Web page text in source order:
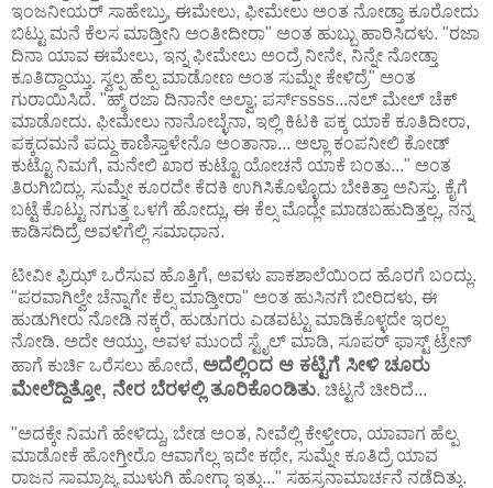
ಇಂಜನೀಯರ್ ಸಾಹೇಬ್ರು, ಈಮೇಲು, ಫೀಮೇಲು ಅಂತ ನೋಡ್ತಾ ಕೂರೋದು
ಬಿಟ್ಟು ಮನೆ ಕೆಲಸ ಮಾಡ್ತೀನಿ ಅಂತೀದೀರಾ" ಅಂತ ಹುಬ್ಬು ಹಾರಿಸಿದಳು. "ರಜಾ
ದಿನಾ ಯಾವ ಈಮೇಲು, ಇನ್ನ ಫೀಮೇಲು ಅಂದ್ರೆ ನೀನೇ, ನಿನ್ನೇ ನೋಡ್ತಾ
ಕೂತಿದ್ದಾಯ್ತು. ಸ್ವಲ್ಪ ಹೆಲ್ಪ ಮಾಡೋಣ ಅಂತ ಸುಮ್ನೇ ಕೇಳಿದ್ರೆ" ಅಂತ
ಗುರಾಯಿಸಿದೆ. "ಹ್ಮ್ ರಜಾ ದಿನಾನೇ ಅಲ್ವಾ; ಪರ್ಸ್ssss...ನಲ್ ಮೇಲ್ ಚೆಕ್
ಮಾಡೋದು. ಫೀಮೇಲು ನಾನೋಬ್ಳೆನಾ, ಇಲ್ಲಿ ಕಿಟಕಿ ಪಕ್ಕ ಯಾಕೆ ಕೂತಿದೀರಾ,
ಪಕ್ಕದಮನೆ ಪದ್ದು ಕಾಣಿಸ್ತಾಳೇನೊ ಅಂತಾನಾ... ಅಲ್ಲಾ ಕಂಪನೀಲಿ ಕೋಡ್
ಕುಟ್ಟೊ ನಿಮಗೆ, ಮನೇಲಿ ಖಾರ ಕುಟ್ಟೊ ಯೋಚನೆ ಯಾಕೆ ಬಂತು..." ಅಂತ
ತಿರುಗಿಬಿದ್ಲು. ಸುಮ್ನೇ ಕೂರದೇ ಕೆದಕಿ ಉಗಿಸಿಕೊಳ್ಳೊದು ಬೇಕಿತ್ತಾ ಅನಿಸ್ತು. ಕೈಗೆ
ಬಟ್ಟೆ ಕೊಟ್ಟು ನಗುತ್ತ ಒಳಗೆ ಹೋದ್ಲು, ಈ ಕೆಲ್ಸ ಮೊದ್ಲೇ ಮಾಡಬಹುದಿತ್ತಲ್ಲ, ನನ್ನ
ಕಾಡಿಸದಿದ್ರೆ ಅವಳಿಗೆಲ್ಲಿ ಸಮಾಧಾನ.
ಟೀವೀ ಫ್ರಿಝ್ ಒರೆಸುವ ಹೊತ್ತಿಗೆ, ಅವಳು ಪಾಕಶಾಲೆಯಿಂದ ಹೊರಗೆ ಬಂದ್ಲು.
"ಪರವಾಗಿಲ್ವೇ ಚೆನ್ನಾಗೇ ಕೆಲ್ಸ ಮಾಡ್ತೀರಾ" ಅಂತ ಹುಸಿನಗೆ ಬೀರಿದಳು, ಈ
ಹುಡುಗೀರು ನೋಡಿ ನಕ್ಕರೆ, ಹುಡುಗರು ಎಡವಟ್ಟು ಮಾಡಿಕೊಳ್ಳದೇ ಇರಲ್ಲ
ನೋಡಿ. ಅದೇ ಆಯ್ತು, ಅವಳ ಮುಂದೆ ಸ್ಟೈಲ್ ಮಾಡಿ, ಸೂಪರ್ ಫಾಸ್ಟ್ ಟ್ರೇನ್
ಹಾಗೆ ಕುರ್ಚಿ ಒರೆಸಲು ಹೋದೆ, ಅದೆಲ್ಲಿಂದ ಆ ಕಟ್ಟಿಗೆ ಸೀಳಿ ಚೂರು
ಮೇಲೆದ್ದಿತ್ತೋ, ನೇರ ಬೆರಳಲ್ಲಿ ತೂರಿಕೊಂಡಿತು. ಚಿಟ್ಟನೆ ಚೀರಿದೆ...
"ಅದಕ್ಕೇ ನಿಮಗೆ ಹೇಳಿದ್ದು, ಬೇಡ ಅಂತ, ನೀವೆಲ್ಲಿ ಕೇಳ್ತೀರಾ, ಯಾವಾಗ ಹೆಲ್ಪ
ಮಾಡೋಕೆ ಹೋಗ್ತೀರೊ ಆವಾಗೆಲ್ಲ ಇದೇ ಕಥೇ, ಸುಮ್ನೇ ಕೂತಿದ್ರೆ ಯಾವ
ರಾಜನ ಸಾಮ್ರಾಜ್ಯ ಮುಳುಗಿ ಹೋಗ್ತಾ ಇತ್ತು..." ಸಹಸ್ರನಾಮಾರ್ಚನೆ ನಡೆದಿತ್ತು.